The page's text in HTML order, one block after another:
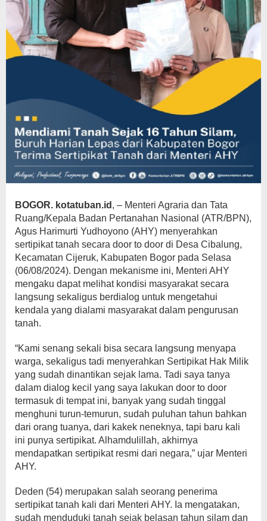
BOGOR. kotatuban.id , – Menteri Agraria dan Tata
Ruang/Kepala Badan Pertanahan Nasional (ATR/BPN),
Agus Harimurti Yudhoyono (AHY) menyerahkan
sertipikat tanah secara door to door di Desa Cibalung,
Kecamatan Cijeruk, Kabupaten Bogor pada Selasa
(06/08/2024). Dengan mekanisme ini, Menteri AHY
mengaku dapat melihat kondisi masyarakat secara
langsung sekaligus berdialog untuk mengetahui
kendala yang dialami masyarakat dalam pengurusan
tanah.
“Kami senang sekali bisa secara langsung menyapa
warga, sekaligus tadi menyerahkan Sertipikat Hak Milik
yang sudah dinantikan sejak lama. Tadi saya tanya
dalam dialog kecil yang saya lakukan door to door
termasuk di tempat ini, banyak yang sudah tinggal
menghuni turun-temurun, sudah puluhan tahun bahkan
dari orang tuanya, dari kakek neneknya, tapi baru kali
ini punya sertipikat. Alhamdulillah, akhirnya
mendapatkan sertipikat resmi dari negara,” ujar Menteri
AHY.
Deden (54) merupakan salah seorang penerima
sertipikat tanah kali dari Menteri AHY. Ia mengatakan,
sudah menduduki tanah sejak belasan tahun silam dan